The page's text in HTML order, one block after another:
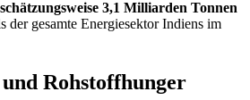
schätzungsweise 3,1 Milliarden Tonnen
der gesamte Energiesektor Indiens im
Rohstoffhunger